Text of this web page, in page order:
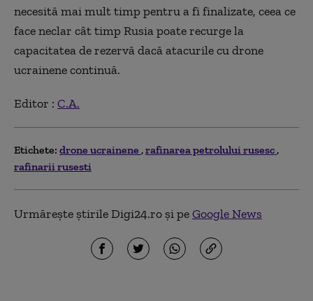
necesită mai mult timp pentru a fi finalizate, ceea ce
face neclar cât timp Rusia poate recurge la
capacitatea de rezervă dacă atacurile cu drone
ucrainene continuă.
Editor : C.A.
Etichete: drone ucrainene rafinarea petrolului rusesc
rafinarii rusesti
Urmărește știrile Digi24.ro și peGoogle News